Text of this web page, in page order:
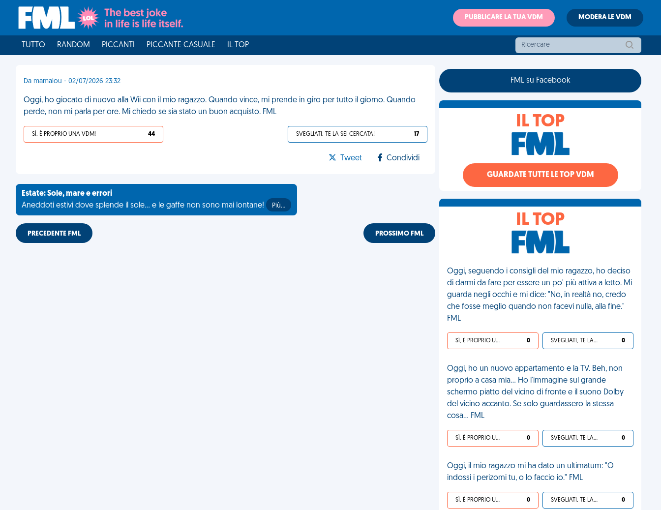
PUBBLICARE LA TUA VDM MODERA LE VDM
TUTTO RANDOM PICCANTI PICCANTE CASUALE IL TOP
Da mamalou - 02/07/2026 23:32
Oggi, ho giocato di nuovo alla Wii con il mio ragazzo. Quando vince, mi prende in giro per tutto il giorno. Quando
perde, non mi parla per ore. Mi chiedo se sia stato un buon acquisto. FML
SÌ, È PROPRIO UNA VDM! 44 SVEGLIATI, TE LA SEI CERCATA! 17
Tweet Condividi
Estate: Sole, mare e errori
Aneddoti estivi dove splende il sole... e le gaffe non sono mai lontane!
Più…
PRECEDENTE FML PROSSIMO FML
FML su Facebook
IL TOP
GUARDATE TUTTE LE TOP VDM
IL TOP
Oggi, seguendo i consigli del mio ragazzo, ho deciso
di darmi da fare per essere un po' più attiva a letto. Mi
guarda negli occhi e mi dice: "No, in realtà no, credo
che fosse meglio quando non facevi nulla, alla fine."
FML
SÌ, È PROPRIO UNA VDM! 0 SVEGLIATI, TE LA SEI CERCATA! 0
Oggi, ho un nuovo appartamento e la TV. Beh, non
proprio a casa mia... Ho l'immagine sul grande
schermo piatto del vicino di fronte e il suono Dolby
del vicino accanto. Se solo guardassero la stessa
cosa... FML
SÌ, È PROPRIO UNA VDM! 0 SVEGLIATI, TE LA SEI CERCATA! 0
Oggi, il mio ragazzo mi ha dato un ultimatum: "O
indossi i perizomi tu, o lo faccio io." FML
SÌ, È PROPRIO UNA VDM! 0 SVEGLIATI, TE LA SEI CERCATA! 0